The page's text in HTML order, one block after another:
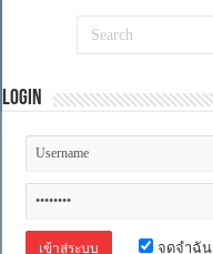
Login
จดจำฉัน